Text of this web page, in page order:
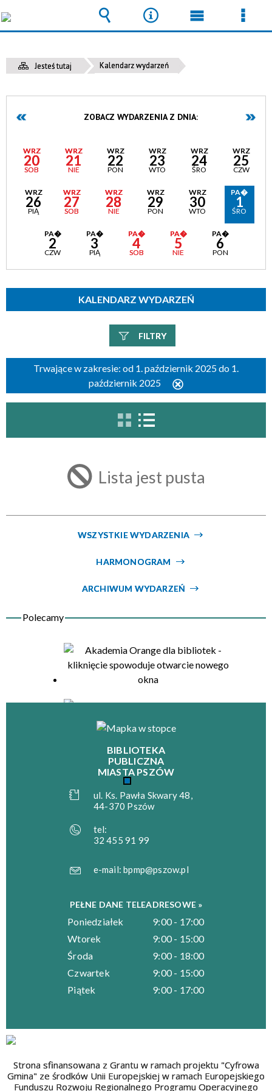
Jesteś tutaj Kalendarz wydarzeń
ZOBACZ WYDARZENIA Z DNIA:
WRZ
20
SOB
WRZ
21
NIE
WRZ
22
PON
WRZ
23
WTO
WRZ
24
ŚRO
WRZ
25
CZW
WRZ
26
PIĄ
WRZ
27
SOB
WRZ
28
NIE
WRZ
29
PON
WRZ
30
WTO
PA�
1
ŚRO
PA�
2
CZW
PA�
3
PIĄ
PA�
4
SOB
PA�
5
NIE
PA�
6
PON
KALENDARZ WYDARZEŃ
FILTRY
Szukana fraza
Trwające w zakresie
—
Miejsce
Trwające w zakresie: od 1. październik 2025 do 1.
październik 2025
ten
Lista jest pusta
WSZYSTKIE WYDARZENIA
HARMONOGRAM
ARCHIWUM WYDARZEŃ
BIBLIOTEKA
PUBLICZNA
MIASTA PSZÓW
ul. Ks. Pawła Skwary 48,
44-370 Pszów
tel:
32 455 91 99
e-mail:bpmp@pszow.pl
PEŁNE DANE TELEADRESOWE »
Poniedziałek
9:00 - 17:00
Wtorek
9:00 - 15:00
Środa
9:00 - 18:00
Czwartek
9:00 - 15:00
Piątek
9:00 - 17:00
Strona sfinansowana z Grantu w ramach projektu "Cyfrowa
Gmina" ze środków Unii Europejskiej w ramach Europejskiego
Funduszu Rozwoju Regionalnego Programu Operacyjnego
Wyszukiwarka
Narzędzia
Menu